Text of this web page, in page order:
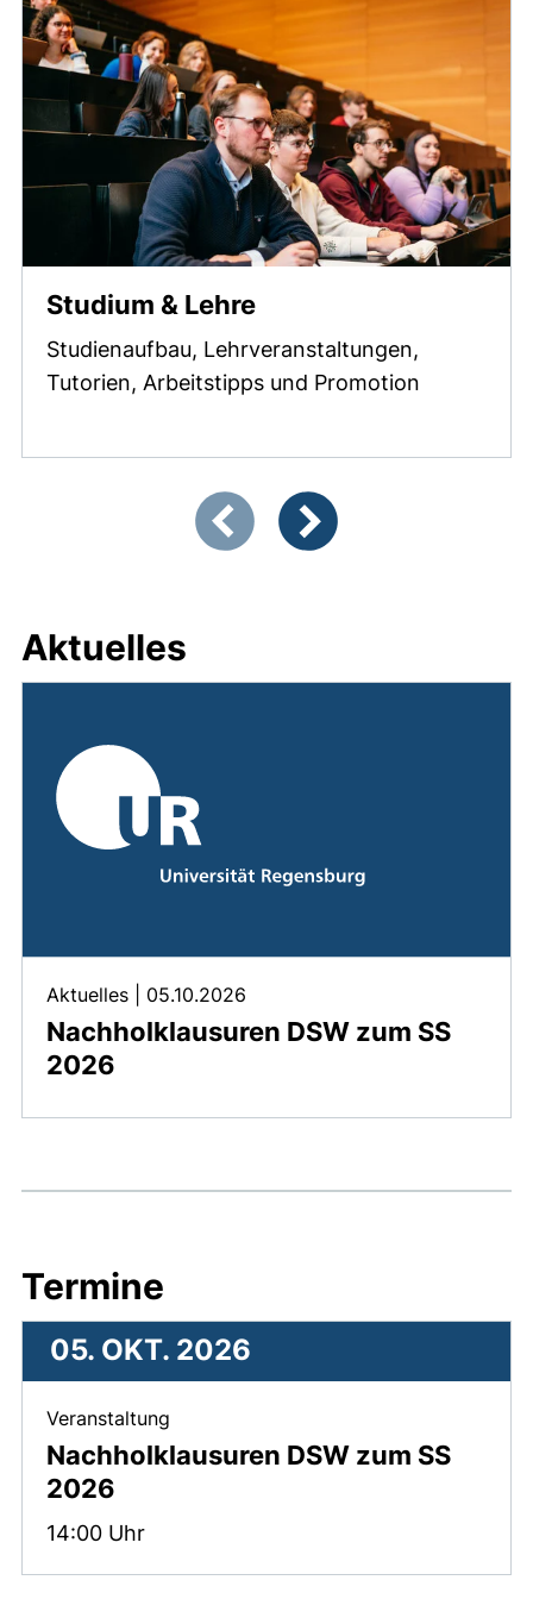
Studium & Lehre
Studienaufbau, Lehrveranstaltungen,
Tutorien, Arbeitstipps und Promotion
Zeigt Folie 1 von 3
Aktuelles
Nachholklausuren DSW zum SS
2026
Aktuelles 05.10.2026
Termine
Nachholklausuren DSW zum SS
2026
Veranstaltung
Zeit:
14:00 Uhr
05. OKT. 2026